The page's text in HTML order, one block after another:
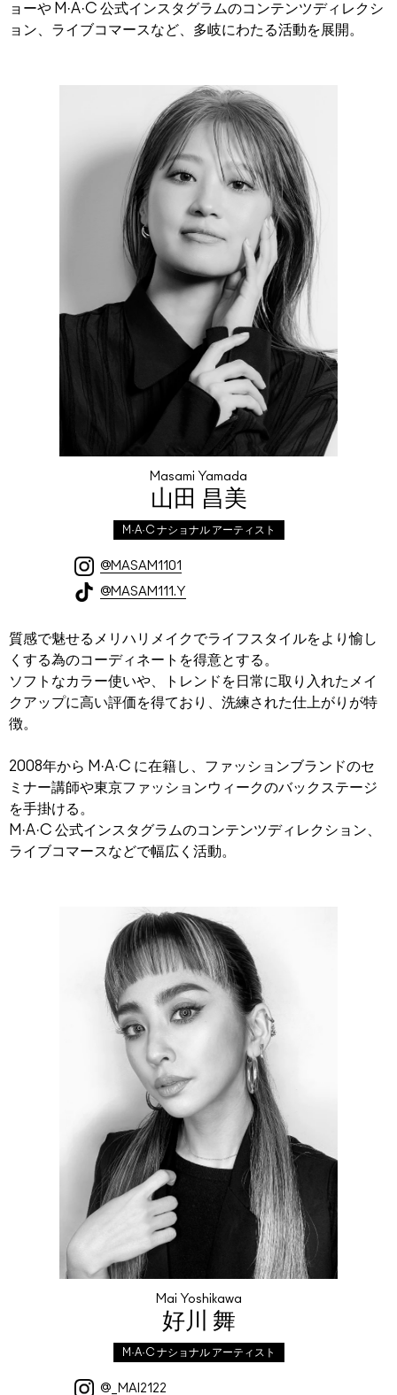
ョーや M·A·C 公式インスタグラムのコンテンツディレクシ
ョン、ライブコマースなど、多岐にわたる活動を展開。
Masami Yamada
山田 昌美
M·A·C ナショナル アーティスト
@MASAM1101
@MASAM111.Y
質感で魅せるメリハリメイクでライフスタイルをより愉し
くする為のコーディネートを得意とする。
ソフトなカラー使いや、トレンドを日常に取り入れたメイ
クアップに高い評価を得ており、洗練された仕上がりが特
徴。
2008年から M·A·C に在籍し、ファッションブランドのセ
ミナー講師や東京ファッションウィークのバックステージ
を手掛ける。
M·A·C 公式インスタグラムのコンテンツディレクション、
ライブコマースなどで幅広く活動。
Mai Yoshikawa
好川 舞
M·A·C ナショナル アーティスト
@_MAI2122